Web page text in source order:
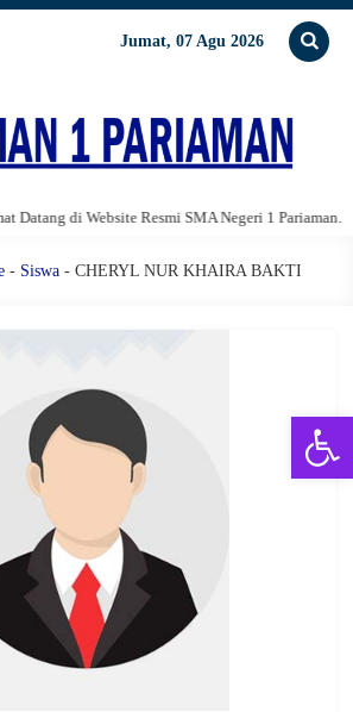
Jumat, 07 Agu 2026
di Website Resmi SMA Negeri 1 Pariaman.
- Siswa- CHERYL NUR KHAIRA BAKTI